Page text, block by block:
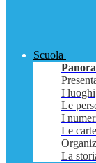
Scuola
I luoghi
Le
I
Le
La